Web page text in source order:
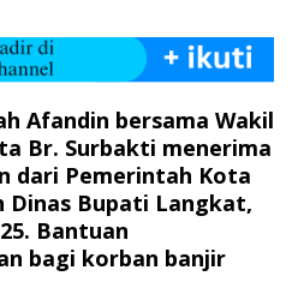
Afandin bersama Wakil
Br. Surbakti menerima
dari Pemerintah Kota
Dinas Bupati Langkat,
Bantuan
bagi korban banjir